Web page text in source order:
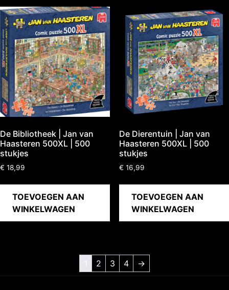
De Bibliotheek | Jan van
Haasteren 500XL | 500
stukjes
€ 18,99
TOEVOEGEN AAN
WINKELWAGEN
De Dierentuin | Jan van
Haasteren 500XL | 500
stukjes
€ 16,99
TOEVOEGEN AAN
WINKELWAGEN
1 2 3 4 →